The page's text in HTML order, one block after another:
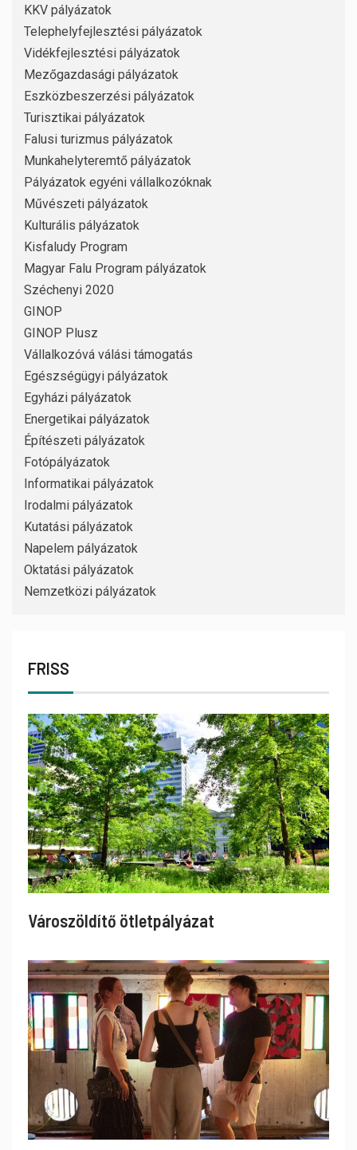
KKV pályázatok
Telephelyfejlesztési pályázatok
Vidékfejlesztési pályázatok
Mezőgazdasági pályázatok
Eszközbeszerzési pályázatok
Turisztikai pályázatok
Falusi turizmus pályázatok
Munkahelyteremtő pályázatok
Pályázatok egyéni vállalkozóknak
Művészeti pályázatok
Kulturális pályázatok
Kisfaludy Program
Magyar Falu Program pályázatok
Széchenyi 2020
GINOP
GINOP Plusz
Vállalkozóvá válási támogatás
Egészségügyi pályázatok
Egyházi pályázatok
Energetikai pályázatok
Építészeti pályázatok
Fotópályázatok
Informatikai pályázatok
Irodalmi pályázatok
Kutatási pályázatok
Napelem pályázatok
Oktatási pályázatok
Nemzetközi pályázatok
FRISS
Városzöldítő ötletpályázat